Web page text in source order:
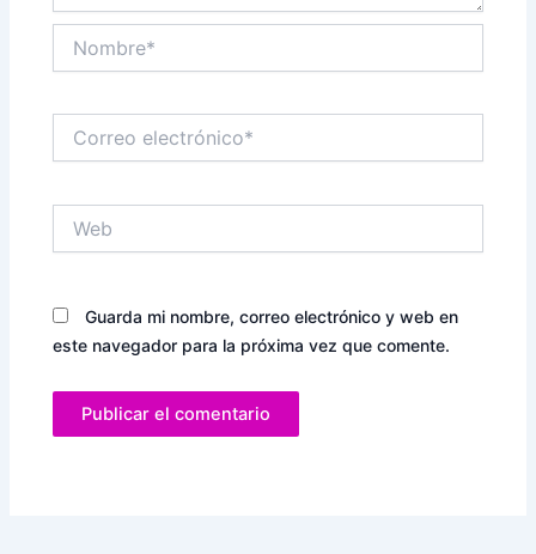
electrónico*
Guarda mi nombre, correo electrónico y web en
este navegador para la próxima vez que comente.